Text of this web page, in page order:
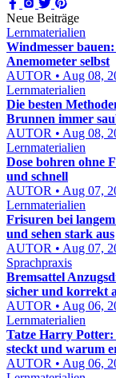
Neue Beiträge
Lernmaterialien
Windmesser
Anemometer selbst
AUTOR • Aug 08,
Lernmaterialien
Die besten
Brunnen immer
AUTOR • Aug 08,
Lernmaterialien
Dose bohren ohne
und schnell
AUTOR • Aug 07,
Lernmaterialien
Frisuren bei
und sehen stark aus
AUTOR • Aug 07,
Sprachpraxis
Bremsattel
sicher und korrekt
AUTOR • Aug 06,
Lernmaterialien
Tatze Harry Potter:
steckt und warum
AUTOR • Aug 06,